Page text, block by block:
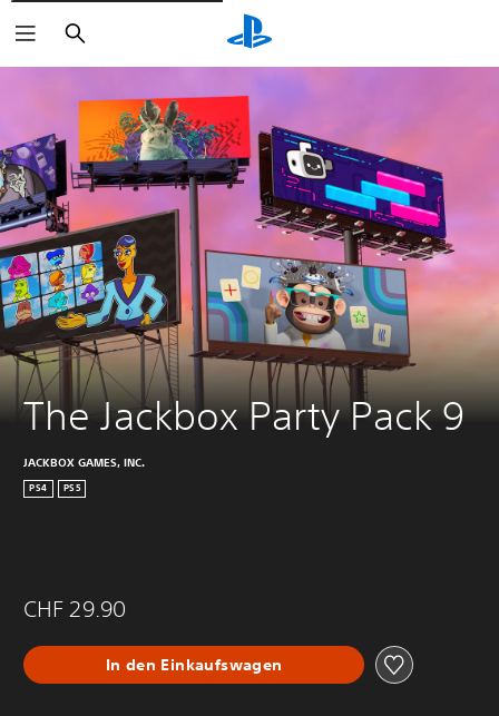
Suchen
The Jackbox Party Pack 9
JACKBOX GAMES, INC.
PS4 PS5
CHF 29.90
In den Einkaufswagen